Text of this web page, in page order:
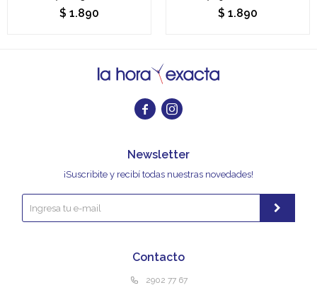
$ 1.890 $ 1.890
 
Contacto
2902 77 67
Newsletter
¡Suscribite y recibí todas nuestras novedades!